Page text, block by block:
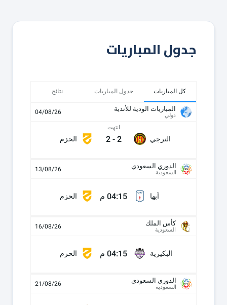
جدول المباريات
كل المباريات جدول المباريات نتائج
المباريات الودية للأندية
دولي 04/08/26
الترجي
انتهت
2
-
2 الحزم
الدوري السعودي
السعودية 13/08/26
أبها 04:15 م الحزم
كأس الملك
السعودية 16/08/26
البكيرية 04:15 م الحزم
الدوري السعودي
السعودية 21/08/26